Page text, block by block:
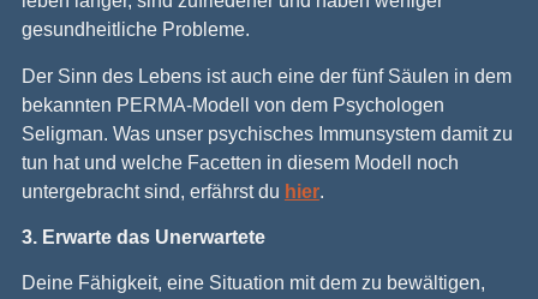
gesundheitliche Probleme.
Der Sinn des Lebens ist auch eine der fünf Säulen in dem
bekannten PERMA-Modell von dem Psychologen
Seligman. Was unser psychisches Immunsystem damit zu
tun hat und welche Facetten in diesem Modell noch
untergebracht sind, erfährst du hier.
3. Erwarte das Unerwartete
Deine Fähigkeit, eine Situation mit dem zu bewältigen,